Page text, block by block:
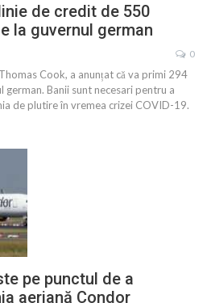
de credit de 550
la guvernul german
0
Cook, a anunțat că va primi 294
german. Banii sunt necesari pentru a
de plutire în vremea crizei COVID-19.
pe punctul de a
aeriană Condor